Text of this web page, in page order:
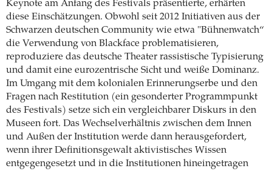
Keynote am Anfang des Festivals präsentierte, erhärten
diese Einschätzungen. Obwohl seit 2012 Initiativen aus der
Schwarzen deutschen Community wie etwa "Bühnenwatch“
die Verwendung von Blackface problematisieren,
reproduziere das deutsche Theater rassistische Typisierung
und damit eine eurozentrische Sicht und weiße Dominanz.
Im Umgang mit dem kolonialen Erinnerungserbe und den
Fragen nach Restitution (ein gesonderter Programmpunkt
des Festivals) setze sich ein vergleichbarer Diskurs in den
Museen fort. Das Wechselverhältnis zwischen dem Innen
und Außen der Institution werde dann herausgefordert,
wenn ihrer Definitionsgewalt aktivistisches Wissen
entgegengesetzt und in die Institutionen hineingetragen